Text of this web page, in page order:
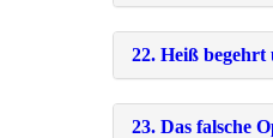
22. Heiß
23. Das falsche